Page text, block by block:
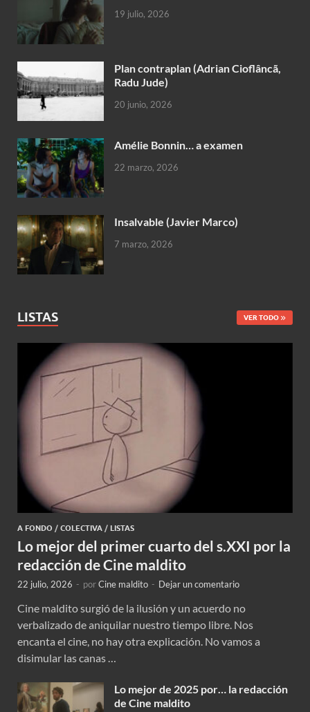
19 julio, 2026
Plan contraplan (Adrian Cioflâncã,
Radu Jude)
20 junio, 2026
Amélie Bonnin… a examen
22 marzo, 2026
Insalvable (Javier Marco)
7 marzo, 2026
LISTAS VER TODO
A FONDO / COLECTIVA / LISTAS
Lo mejor del primer cuarto del s.XXI por la
redacción de Cine maldito
22 julio, 2026 - porCine maldito - Dejar un comentario
Cine maldito surgió de la ilusión y un acuerdo no
verbalizado de aniquilar nuestro tiempo libre. Nos
encanta el cine, no hay otra explicación. No vamos a
disimular las canas …
Lo mejor de 2025 por… la redacción
de Cine maldito